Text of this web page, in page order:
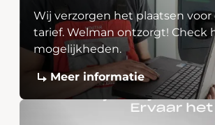
Wij verzorgen het plaatsen voor
tarief. Welman ontzorgt! Check
mogelijkheden.
Meer informatie